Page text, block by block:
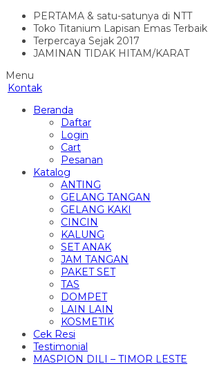
PERTAMA & satu-satunya di NTT
Toko Titanium Lapisan Emas Terbaik
Terpercaya Sejak 2017
JAMINAN TIDAK HITAM/KARAT
Menu
Kontak
Beranda
Daftar
Login
Cart
Pesanan
Katalog
ANTING
GELANG TANGAN
GELANG KAKI
CINCIN
KALUNG
SET ANAK
JAM TANGAN
PAKET SET
TAS
DOMPET
LAIN LAIN
KOSMETIK
Cek Resi
Testimonial
MASPION DILI – TIMOR LESTE